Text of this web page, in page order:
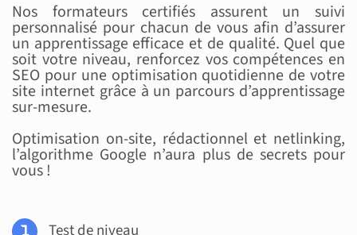
Nos formateurs certifiés assurent un suivi
personnalisé pour chacun de vous afin d’assurer
un apprentissage efficace et de qualité. Quel que
soit votre niveau, renforcez vos compétences en
SEO pour une optimisation quotidienne de votre
site internet grâce à un parcours d’apprentissage
sur-mesure.
Optimisation on-site, rédactionnel et netlinking,
l’algorithme Google n’aura plus de secrets pour
vous !